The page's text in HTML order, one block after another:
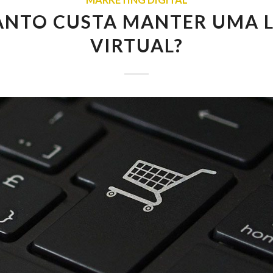
CUSTA MANTER UMA
VIRTUAL?